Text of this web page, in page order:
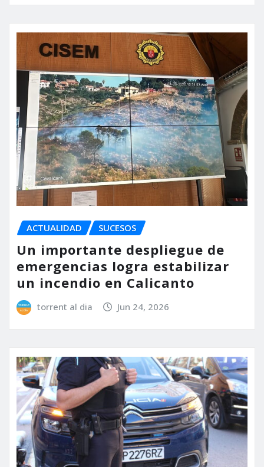
ACTUALIDAD SUCESOS
Un importante despliegue de
emergencias logra estabilizar
un incendio en Calicanto
torrent al dia Jun 24, 2026